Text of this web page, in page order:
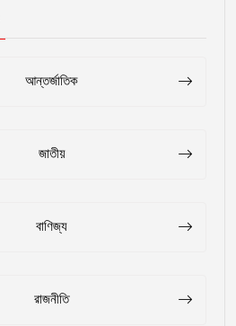
আন্তর্জাতিক
জাতীয়
বাণিজ্য
রাজনীতি